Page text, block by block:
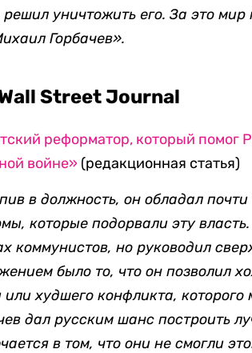
решил уничтожить его. За это
Горбачев».
Street Journal
реформатор, который помог
войне» (редакционная статья)
в должность, он обладал
которые подорвали эту
коммунистов, но руководил
было то, что он позволил
худшего конфликта, которого
дал русским шанс построить
в том, что они не смогли